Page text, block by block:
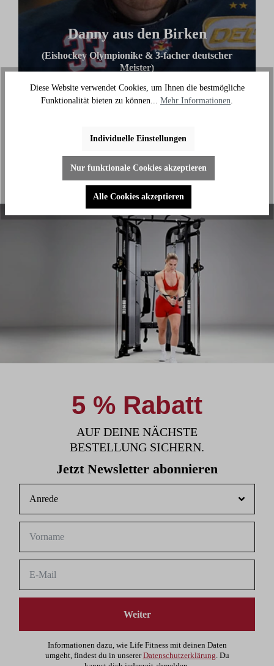
Danny aus den Birken
(Eishockey Olympionike & 3-facher deutscher
Meister)
"Ich benutze das Bike jeden Tag und es hilft mir
außerhalb des Eises an meiner Fitness zu arbeiten."
5 % Rabatt
AUF DEINE NÄCHSTE
BESTELLUNG SICHERN.
Jetzt Newsletter abonnieren
Weiter
Informationen dazu, wie Life Fitness mit deinen Daten
umgeht, findest du in unsererDatenschutzerklärung. Du
Diese Website verwendet Cookies, um Ihnen die bestmögliche
Funktionalität bieten zu können... Mehr Informationen
Individuelle Einstellungen
Nur funktionale Cookies akzeptieren
Alle Cookies akzeptieren